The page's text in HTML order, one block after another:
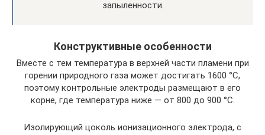
запыленности.
Конструктивные особенности
Вместе с тем температура в верхней части пламени при
горении природного газа может достигать 1600 °C,
поэтому контрольные электроды размещают в его
корне, где температура ниже — от 800 до 900 °C.
Изолирующий цоколь ионизационного электрода, с